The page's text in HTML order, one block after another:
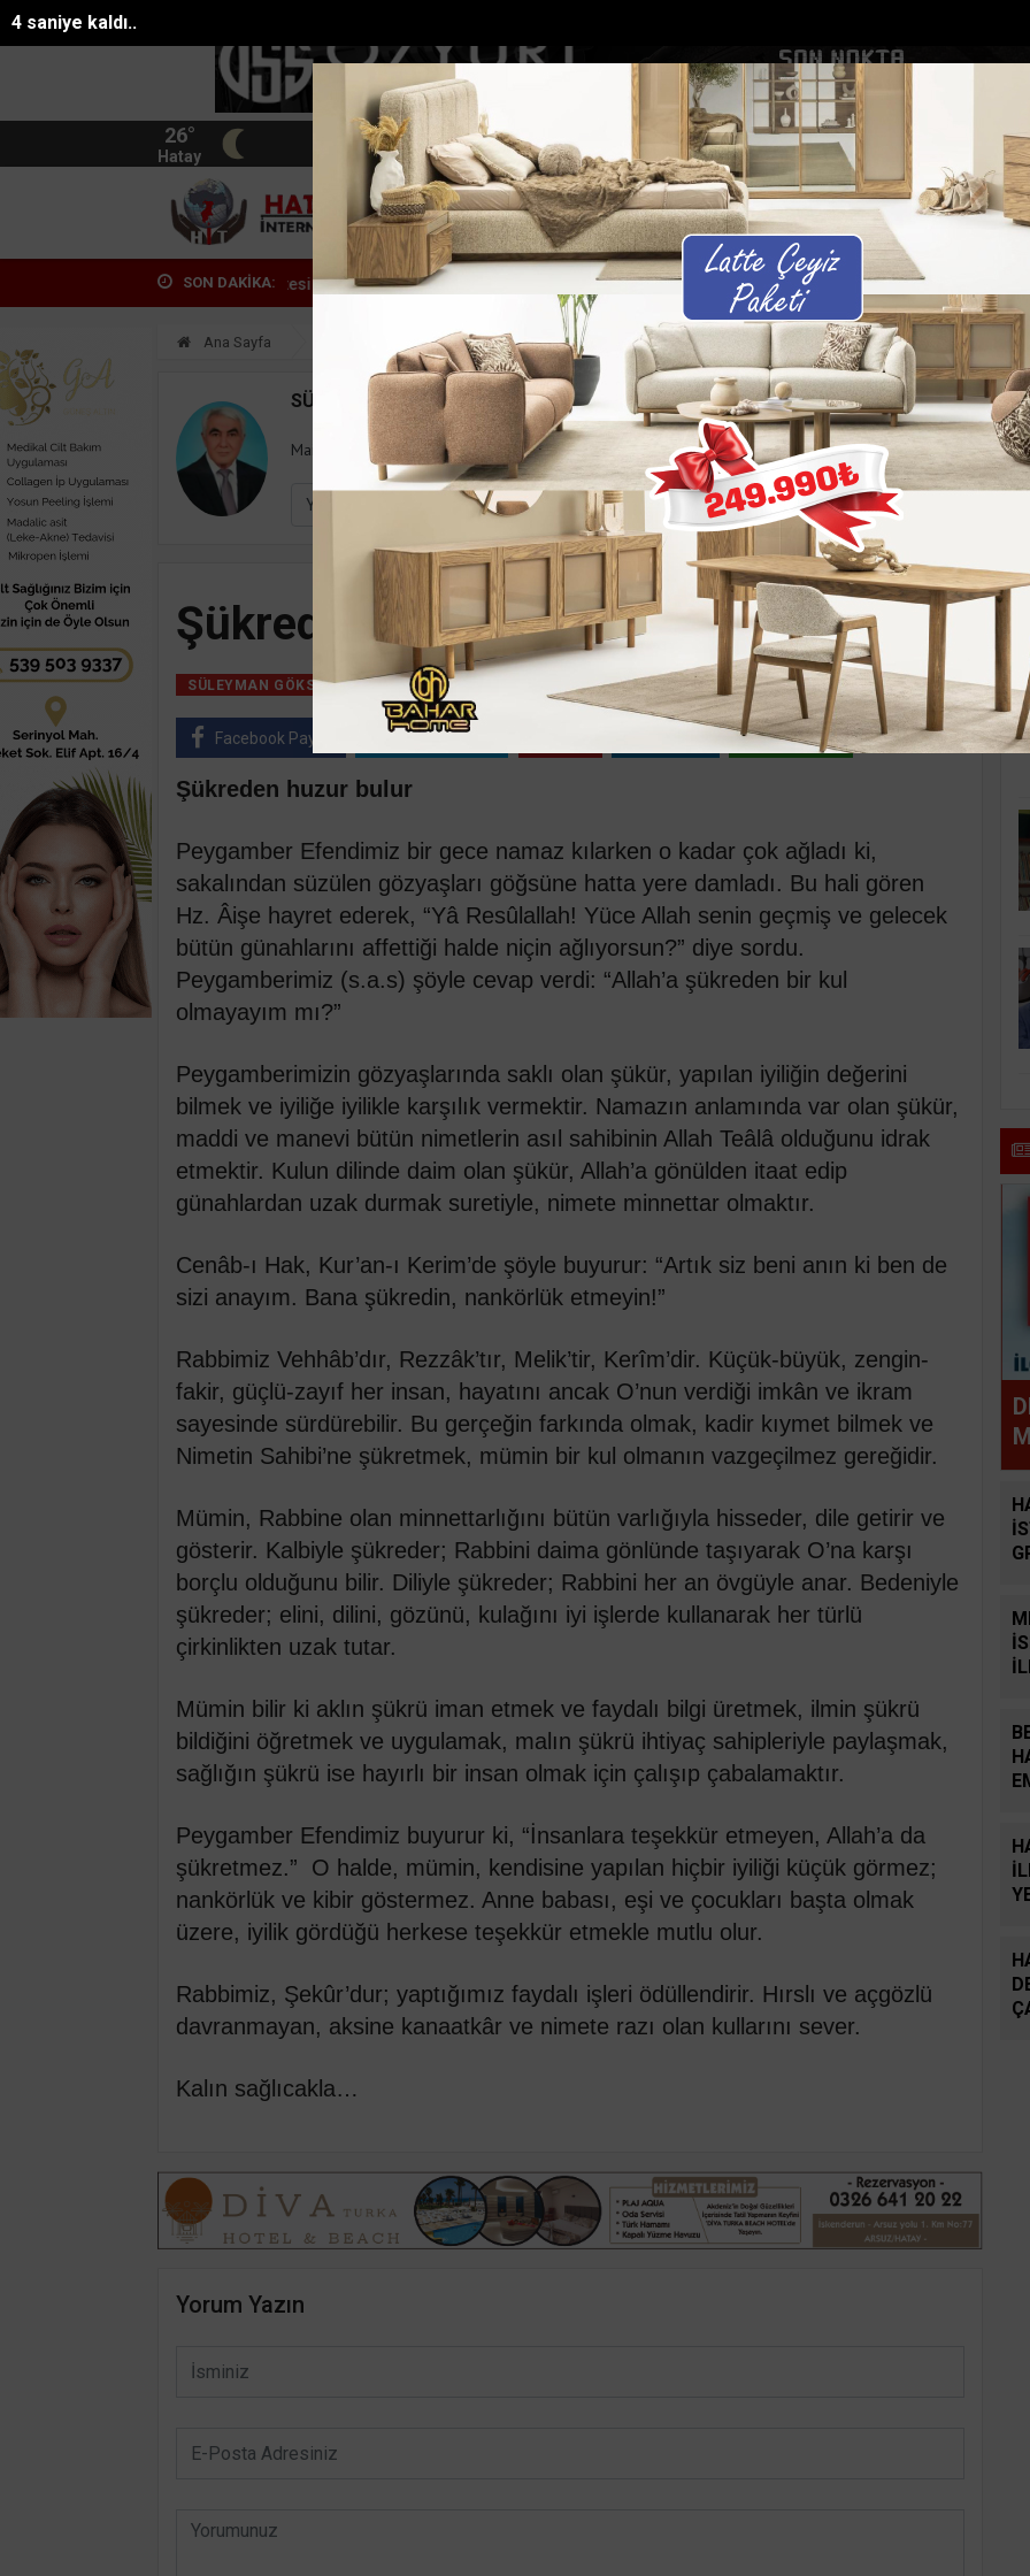
3 saniye kaldı..
26°
Hatay
BIST 13.744 46.2686 EURO 53.5186
HATAY GÜNDEM MAGAZİN KADIN-YAŞAM SPOR SAĞLIK
SON DAKİKA:
Yaylasında içme suyu kapasitesi 2 katı... Kırmızı ışık ihlali kazayla bitti, motosiklet... Akdenizde kadınlara yönelik Sevgi Sanatı atöl...
Yazarlar
Ana Sayfa Süleyman GÖKSU
SÜLEYMAN GÖKSU
Mail: suleymangoksu@gmail.com
Şükreden huzur bulur
SÜLEYMAN GÖKSU 15 Ağustos, 2020, Cumartesi 08:09
Facebook Paylaş Twitter Paylaş WhatsApp
Şükreden huzur bulur
Peygamber Efendimiz bir gece namaz kılarken o kadar çok ağladı ki,
sakalından süzülen gözyaşları göğsüne hatta yere damladı. Bu hali gören
Hz. Âişe hayret ederek, “Yâ Resûlallah! Yüce Allah senin geçmiş ve gelecek
bütün günahlarını affettiği halde niçin ağlıyorsun?” diye sordu.
Peygamberimiz (s.a.s) şöyle cevap verdi: “Allah’a şükreden bir kul
olmayayım mı?”
Peygamberimizin gözyaşlarında saklı olan şükür, yapılan iyiliğin değerini
bilmek ve iyiliğe iyilikle karşılık vermektir. Namazın anlamında var olan şükür,
maddi ve manevi bütün nimetlerin asıl sahibinin Allah Teâlâ olduğunu idrak
etmektir. Kulun dilinde daim olan şükür, Allah’a gönülden itaat edip
günahlardan uzak durmak suretiyle, nimete minnettar olmaktır.
Cenâb-ı Hak, Kur’an-ı Kerim’de şöyle buyurur: “Artık siz beni anın ki ben de
sizi anayım. Bana şükredin, nankörlük etmeyin!”
Rabbimiz Vehhâb’dır, Rezzâk’tır, Melik’tir, Kerîm’dir. Küçük-büyük, zengin-
fakir, güçlü-zayıf her insan, hayatını ancak O’nun verdiği imkân ve ikram
sayesinde sürdürebilir. Bu gerçeğin farkında olmak, kadir kıymet bilmek ve
Nimetin Sahibi’ne şükretmek, mümin bir kul olmanın vazgeçilmez gereğidir.
Mümin, Rabbine olan minnettarlığını bütün varlığıyla hisseder, dile getirir ve
gösterir. Kalbiyle şükreder; Rabbini daima gönlünde taşıyarak O’na karşı
borçlu olduğunu bilir. Diliyle şükreder; Rabbini her an övgüyle anar. Bedeniyle
şükreder; elini, dilini, gözünü, kulağını iyi işlerde kullanarak her türlü
çirkinlikten uzak tutar.
Mümin bilir ki aklın şükrü iman etmek ve faydalı bilgi üretmek, ilmin şükrü
bildiğini öğretmek ve uygulamak, malın şükrü ihtiyaç sahipleriyle paylaşmak,
sağlığın şükrü ise hayırlı bir insan olmak için çalışıp çabalamaktır.
Peygamber Efendimiz buyurur ki, “İnsanlara teşekkür etmeyen, Allah’a da
şükretmez.” O halde, mümin, kendisine yapılan hiçbir iyiliği küçük görmez;
nankörlük ve kibir göstermez. Anne babası, eşi ve çocukları başta olmak
üzere, iyilik gördüğü herkese teşekkür etmekle mutlu olur.
Rabbimiz, Şekûr’dur; yaptığımız faydalı işleri ödüllendirir. Hırslı ve açgözlü
davranmayan, aksine kanaatkâr ve nimete razı olan kullarını sever.
Kalın sağlıcakla…
Yorum Yazın